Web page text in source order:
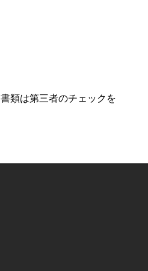
書類は第三者のチェックを